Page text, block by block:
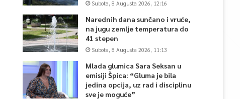
Subota, 8 Augusta 2026, 12:16
Narednih dana sunčano i vruće,
na jugu zemlje temperatura do
41 stepen
Subota, 8 Augusta 2026, 11:13
Mlada glumica Sara Seksan u
emisiji Špica: “Gluma je bila
jedina opcija, uz rad i disciplinu
sve je moguće”